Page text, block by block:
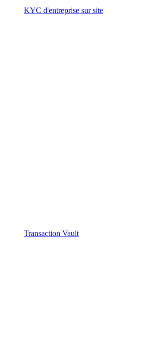
KYC d'entreprise sur site
Transaction Vault